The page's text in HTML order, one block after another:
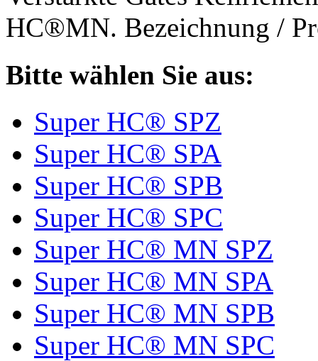
HC®MN. Bezeichnung /
Bitte wählen Sie aus:
Super HC® SPZ
Super HC® SPA
Super HC® SPB
Super HC® SPC
Super HC® MN SPZ
Super HC® MN SPA
Super HC® MN SPB
Super HC® MN SPC